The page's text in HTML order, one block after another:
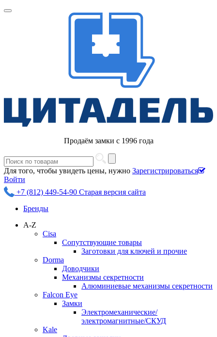
Продаём замки с 1996 года
Для того, чтобы увидеть цены, нужно Зарегистрироваться
Войти
+7 (812) 449-54-90 Старая версия сайта
Бренды
A-Z
Cisa
Сопутствующие товары
Заготовки для ключей и прочие
Dorma
Доводчики
Механизмы секретности
Алюминиевые механизмы секретности
Falcon Eye
Замки
Электромеханические/
электромагнитные/СКУД
Kale